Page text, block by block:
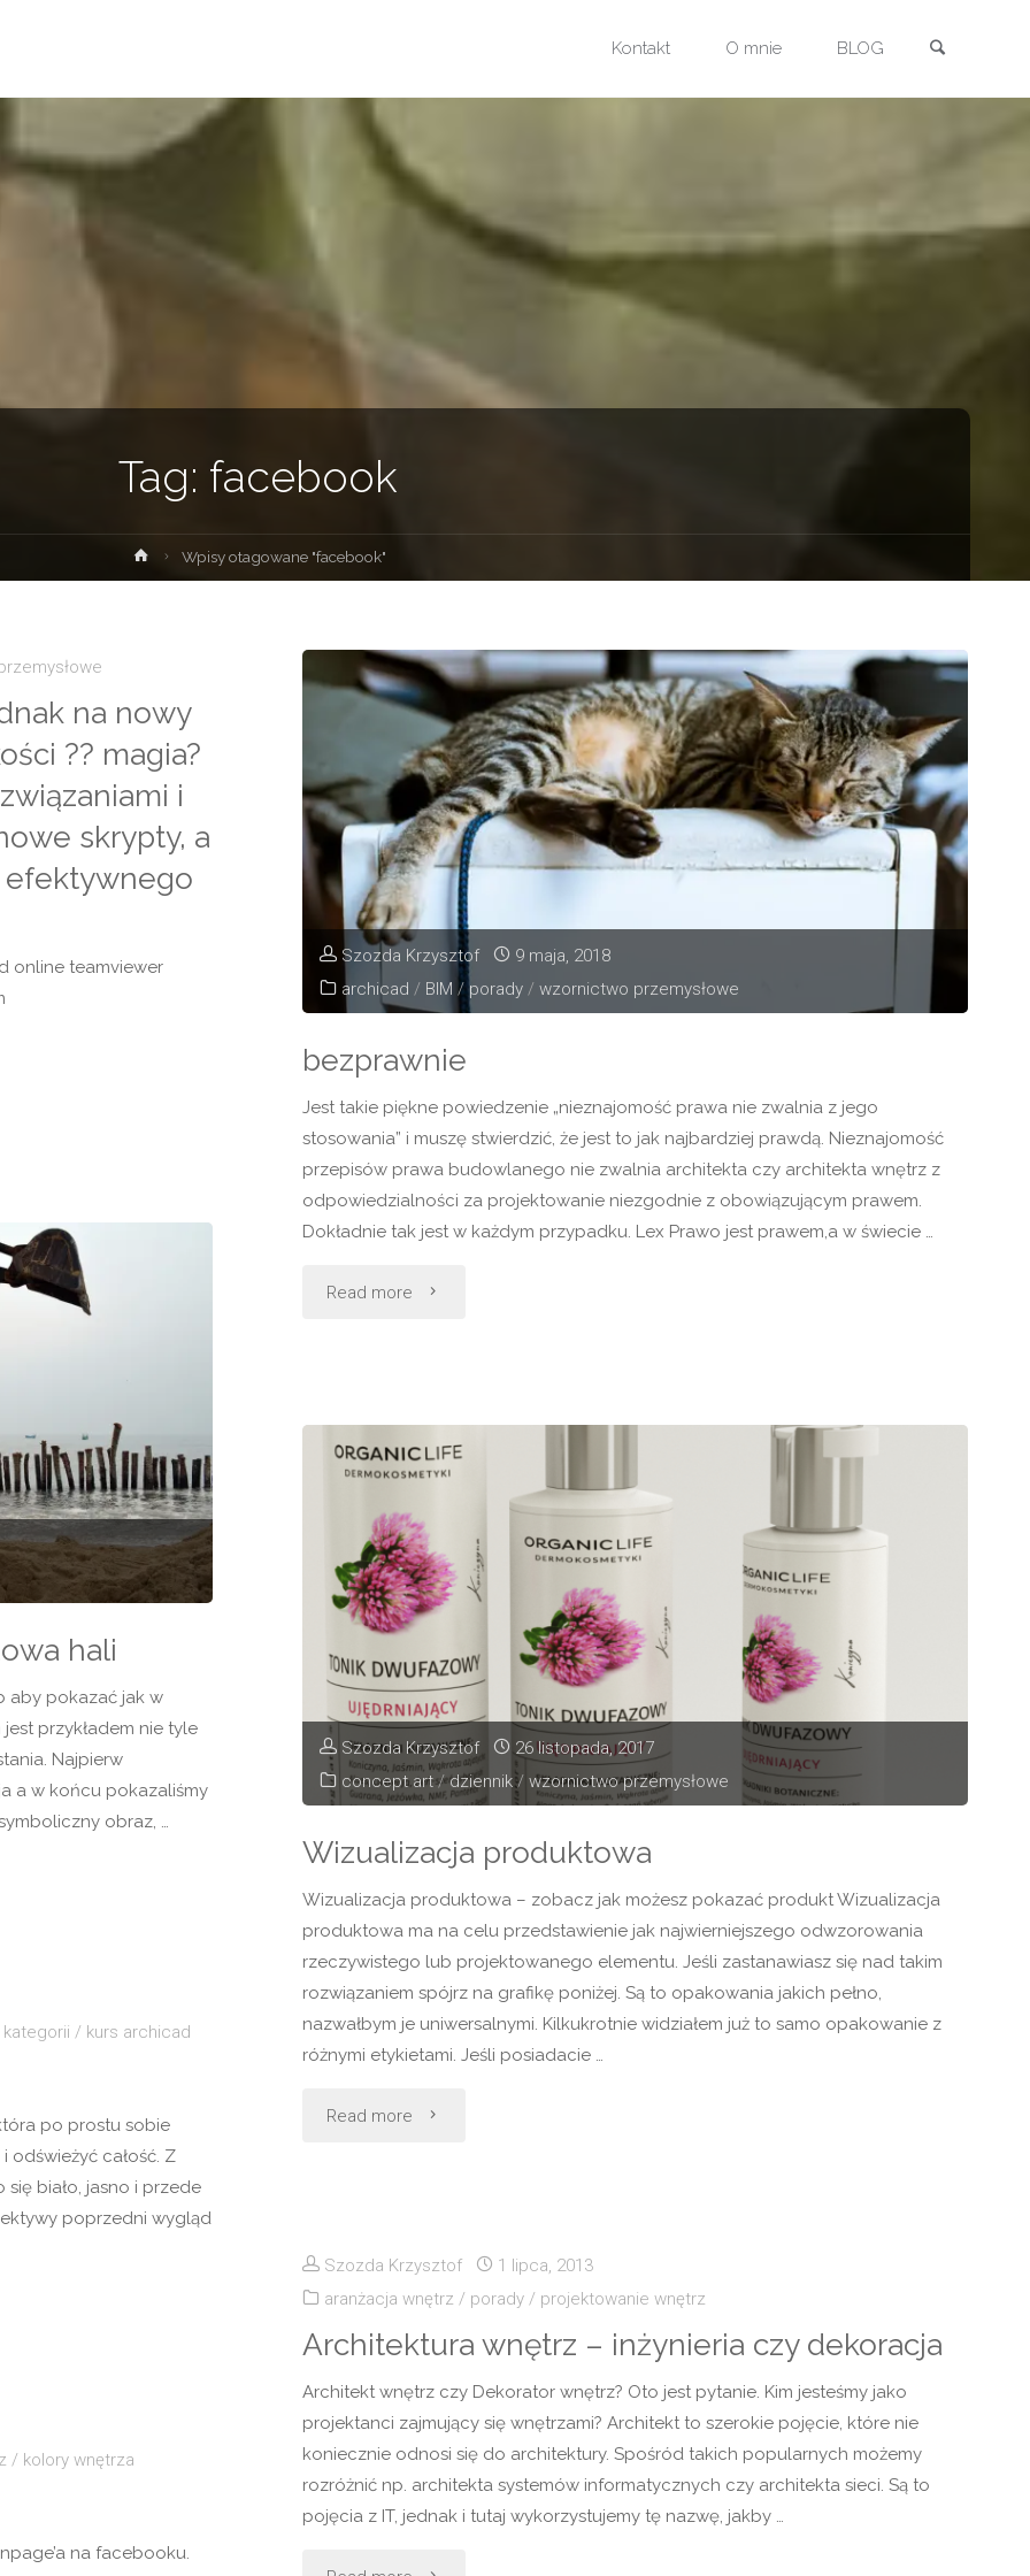
Kontakt O mnie BLOG
Tag: facebook
Strona
główna
Wpisy otagowane "facebook"
na nowy
?? magia?
i
skrypty, a
efektywnego
online teamviewer
Szozda Krzysztof
9 maja, 2018
archicad / BIM / porady / wzornictwo przemysłowe
bezprawnie
Jest takie piękne powiedzenie „nieznajomość prawa nie zwalnia z jego
stosowania” i muszę stwierdzić, że jest to jak najbardziej prawdą. Nieznajomość
przepisów prawa budowlanego nie zwalnia architekta czy architekta wnętrz z
odpowiedzialności za projektowanie niezgodnie z obowiązującym prawem.
Dokładnie tak jest w każdym przypadku. Lex Prawo jest prawem,a w świecie …
Read more "bezprawnie"
hali
aby pokazać jak w
przykładem nie tyle
Najpierw
a w końcu pokazaliśmy
obraz, …
Szozda Krzysztof
26 listopada, 2017
concept art / dziennik / wzornictwo przemysłowe
Wizualizacja produktowa
Wizualizacja produktowa – zobacz jak możesz pokazać produkt Wizualizacja
produktowa ma na celu przedstawienie jak najwierniejszego odwzorowania
rzeczywistego lub projektowanego elementu. Jeśli zastanawiasz się nad takim
rozwiązaniem spójrz na grafikę poniżej. Są to opakowania jakich pełno,
nazwałbym je uniwersalnymi. Kilkukrotnie widziałem już to samo opakowanie z
różnymi etykietami. Jeśli posiadacie …
Read more "Wizualizacja
kategorii / kurs archicad
po prostu sobie
odświeżyć całość. Z
biało, jasno i przede
poprzedni wygląd
Szozda Krzysztof
1 lipca, 2013
aranżacja wnętrz / porady / projektowanie wnętrz
Architektura wnętrz – inżynieria czy dekoracja
Architekt wnętrz czy Dekorator wnętrz? Oto jest pytanie. Kim jesteśmy jako
projektanci zajmujący się wnętrzami? Architekt to szerokie pojęcie, które nie
koniecznie odnosi się do architektury. Spośród takich popularnych możemy
rozróżnić np. architekta systemów informatycznych czy architekta sieci. Są to
pojęcia z IT, jednak i tutaj wykorzystujemy tę nazwę, jakby …
/ kolory wnętrza
na facebooku.